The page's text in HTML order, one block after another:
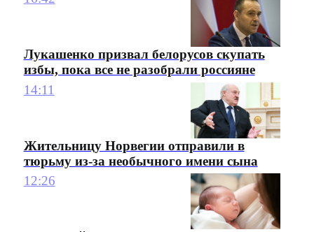
Лукашенко призвал белорусов скупать
избы, пока все не разобрали россияне
14:11
Жительницу Норвегии отправили в
тюрьму из-за необычного имени сына
12:26